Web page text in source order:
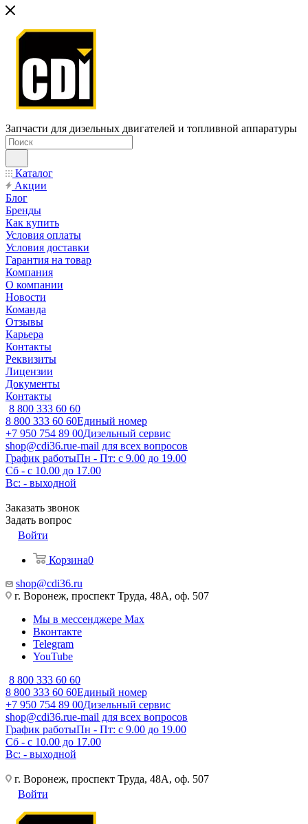
Запчасти для дизельных двигателей и топливной аппаратуры
Каталог
Акции
Блог
Бренды
Как купить
Условия оплаты
Условия доставки
Гарантия на товар
Компания
О компании
Новости
Команда
Отзывы
Карьера
Контакты
Реквизиты
Лицензии
Документы
Контакты
8 800 333 60 60
8 800 333 60 60Единый номер
+7 950 754 89 00Дизельный сервис
shop@cdi36.rue-mail для всех вопросов
График работыПн - Пт: с 9.00 до 19.00
Сб - с 10.00 до 17.00
Вс: - выходной
Заказать звонок
Задать вопрос
Войти
Корзина0
shop@cdi36.ru
г. Воронеж, проспект Труда, 48А, оф. 507
Мы в мессенджере Max
Вконтакте
Telegram
YouTube
8 800 333 60 60
8 800 333 60 60Единый номер
+7 950 754 89 00Дизельный сервис
shop@cdi36.rue-mail для всех вопросов
График работыПн - Пт: с 9.00 до 19.00
Сб - с 10.00 до 17.00
Вс: - выходной
г. Воронеж, проспект Труда, 48А, оф. 507
Войти